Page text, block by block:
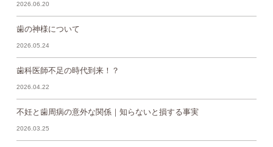
2026.06.20
歯の神様について
2026.05.24
歯科医師不足の時代到来！？
2026.04.22
不妊と歯周病の意外な関係｜知らないと損する事実
2026.03.25